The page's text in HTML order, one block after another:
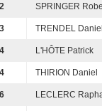
2 SPRINGER
3 TRENDEL
4 L'HÔTE Patrick
4 THIRION Daniel
6 LECLERC